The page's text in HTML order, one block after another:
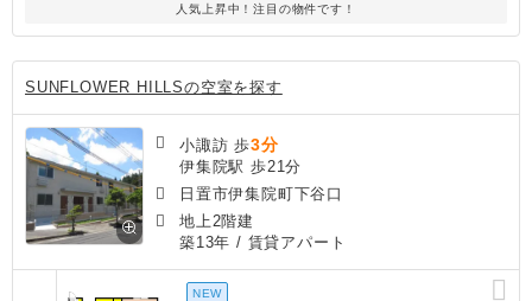
人気上昇中！注目の物件です！
SUNFLOWER HILLSの空室を探す
小諏訪 歩3分
伊集院駅 歩21分
日置市伊集院町下谷口
地上2階建
築13年 / 賃貸アパート
NEW